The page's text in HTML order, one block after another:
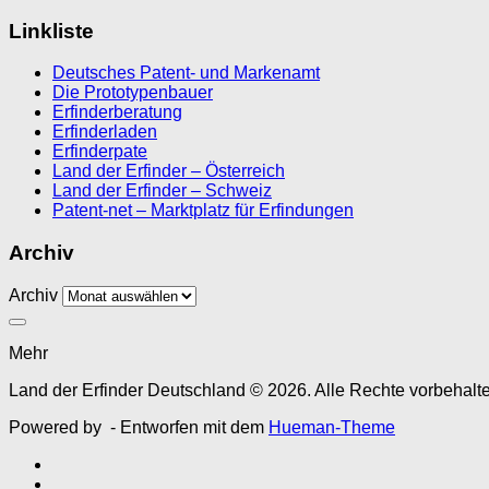
Linkliste
Deutsches Patent- und Markenamt
Die Prototypenbauer
Erfinderberatung
Erfinderladen
Erfinderpate
Land der Erfinder – Österreich
Land der Erfinder – Schweiz
Patent-net – Marktplatz für Erfindungen
Archiv
Archiv
Mehr
Land der Erfinder Deutschland © 2026. Alle Rechte
Powered by - Entworfen mit dem Hueman-Theme